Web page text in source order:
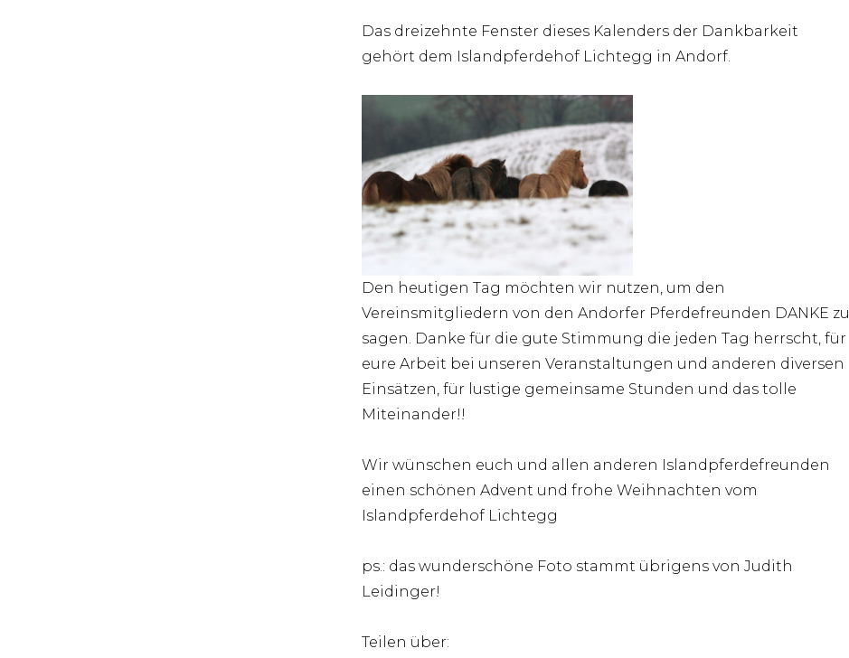
Das dreizehnte Fenster dieses Kalenders der Dankbarkeit
gehört dem Islandpferdehof Lichtegg in Andorf.
Den heutigen Tag möchten wir nutzen, um den
Vereinsmitgliedern von den Andorfer Pferdefreunden DANKE zu
sagen. Danke für die gute Stimmung die jeden Tag herrscht, für
eure Arbeit bei unseren Veranstaltungen und anderen diversen
Einsätzen, für lustige gemeinsame Stunden und das tolle
Miteinander!!
Wir wünschen euch und allen anderen Islandpferdefreunden
einen schönen Advent und frohe Weihnachten vom
Islandpferdehof Lichtegg
ps.: das wunderschöne Foto stammt übrigens von Judith
Leidinger!
Teilen über: